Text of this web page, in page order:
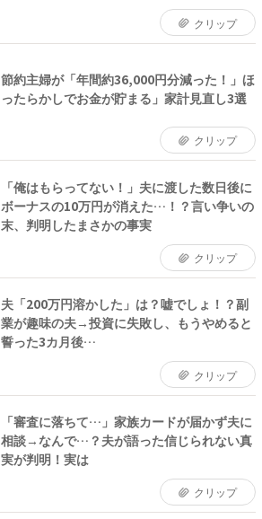
クリップ
節約主婦が「年間約36,000円分減った！」ほ
ったらかしでお金が貯まる」家計見直し3選
クリップ
「俺はもらってない！」夫に渡した数日後に
ボーナスの10万円が消えた…！？言い争いの
末、判明したまさかの事実
クリップ
夫「200万円溶かした」は？嘘でしょ！？副
業が趣味の夫→投資に失敗し、もうやめると
誓った3カ月後…
クリップ
「審査に落ちて…」家族カードが届かず夫に
相談→なんで…？夫が語った信じられない真
実が判明！実は
クリップ